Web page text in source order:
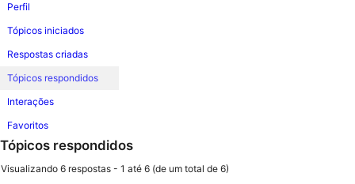
Perfil
Tópicos iniciados
Respostas criadas
Tópicos respondidos
Interações
Favoritos
Tópicos respondidos
Visualizando 6 respostas - 1 até 6 (de um total de 6)